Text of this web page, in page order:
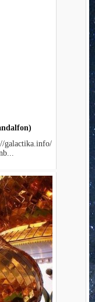
galactika.info/